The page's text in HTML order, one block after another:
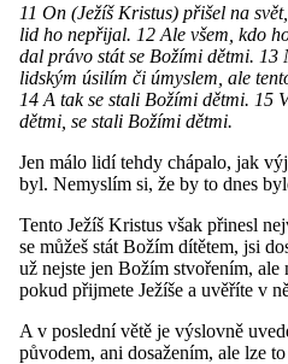
11 On (Ježíš Kristus) přišel na
lid ho nepřijal. 12 Ale všem, kdo
dal právo stát se Božími dětmi. 13
lidským úsilím či úmyslem, ale
14 A tak se stali Božími dětmi. 15
dětmi, se stali Božími dětmi.
Jen málo lidí tehdy chápalo, jak
byl. Nemyslím si, že by to dnes
Tento Ježíš Kristus však přinesl
se můžeš stát Božím dítětem, jsi
už nejste jen Božím stvořením, ale
pokud přijmete Ježíše a uvěříte v
A v poslední větě je výslovně
původem, ani dosažením, ale lze